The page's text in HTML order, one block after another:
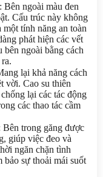
: Bên ngoài màu đen
Cấu trúc này không
tính năng an toàn
phát hiện các vết
bên ngoài bằng cách
lại khả năng cách
vời. Cao su thiên
lại các tác động
các thao tác cầm
Bên trong găng được
giúp việc đeo và
ngăn chặn tình
bảo sự thoải mái suốt